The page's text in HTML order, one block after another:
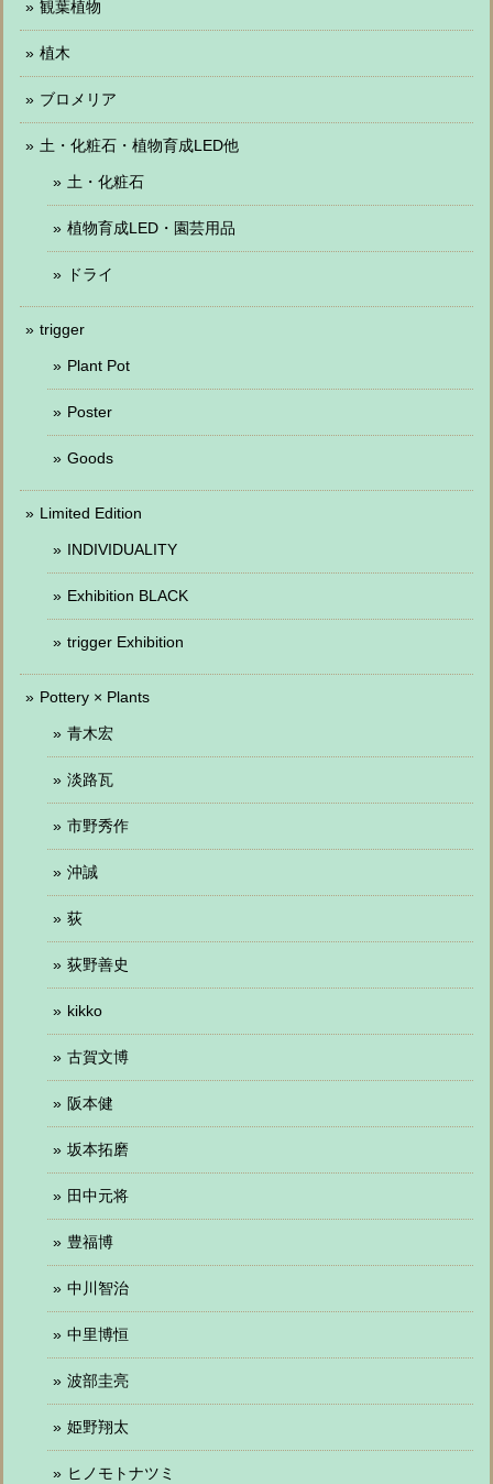
観葉植物
植木
ブロメリア
土・化粧石・植物育成LED他
土・化粧石
植物育成LED・園芸用品
ドライ
trigger
Plant Pot
Poster
Goods
Limited Edition
INDIVIDUALITY
Exhibition BLACK
trigger Exhibition
Pottery × Plants
青木宏
淡路瓦
市野秀作
沖誠
荻
荻野善史
kikko
古賀文博
阪本健
坂本拓磨
田中元将
豊福博
中川智治
中里博恒
波部圭亮
姫野翔太
ヒノモトナツミ